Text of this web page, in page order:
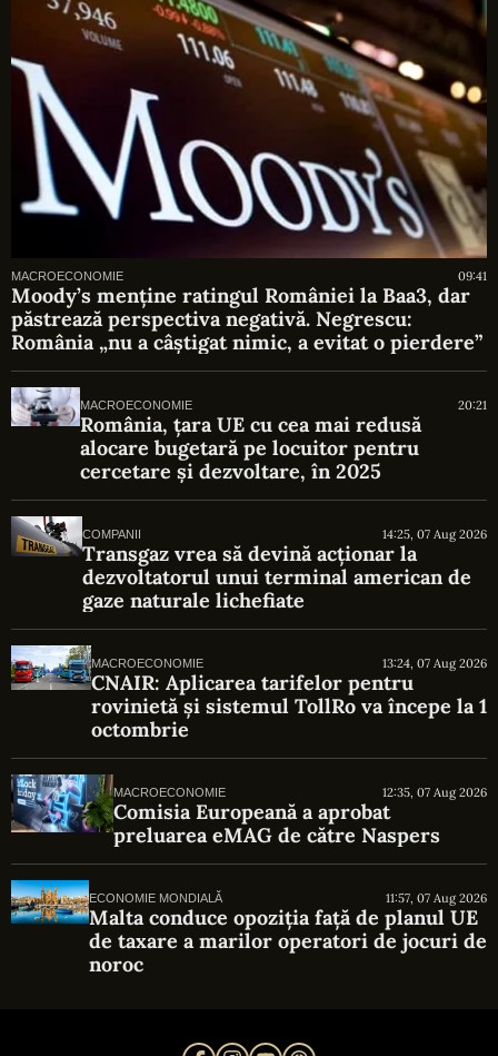
MACROECONOMIE 09:41
Moody’s menține ratingul României la Baa3, dar
păstrează perspectiva negativă. Negrescu:
România „nu a câștigat nimic, a evitat o pierdere”
MACROECONOMIE 20:21
România, țara UE cu cea mai redusă
alocare bugetară pe locuitor pentru
cercetare și dezvoltare, în 2025
COMPANII 14:25, 07 Aug 2026
Transgaz vrea să devină acționar la
dezvoltatorul unui terminal american de
gaze naturale lichefiate
MACROECONOMIE 13:24, 07 Aug 2026
CNAIR: Aplicarea tarifelor pentru
rovinietă și sistemul TollRo va începe la 1
octombrie
MACROECONOMIE 12:35, 07 Aug 2026
Comisia Europeană a aprobat
preluarea eMAG de către Naspers
ECONOMIE MONDIALĂ 11:57, 07 Aug 2026
Malta conduce opoziția față de planul UE
de taxare a marilor operatori de jocuri de
noroc